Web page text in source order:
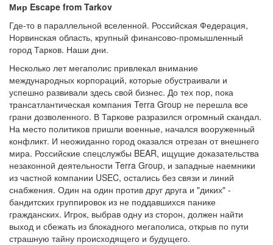
Мир Escape from Tarkov
Где-то в параллельной вселенной. Российская Федерация,
Норвинская область, крупный финансово-промышленный
город Тарков. Наши дни.
Несколько лет мегаполис привлекал внимание
международных корпораций, которые обустраивали и
успешно развивали здесь свой бизнес. До тех пор, пока
трансатлантическая компания Terra Group не перешла все
грани дозволенного. В Таркове разразился огромный скандал.
На место политиков пришли военные, начался вооруженный
конфликт. И неожиданно город оказался отрезан от внешнего
мира. Российские спецслужбы BEAR, ищущие доказательства
незаконной деятельности Terra Group, и западные наемники
из частной компании USEC, остались без связи и линий
снабжения. Один на один против друг друга и "диких" -
бандитских группировок из не поддавшихся панике
гражданских. Игрок, выбрав одну из сторон, должен найти
выход и сбежать из блокадного мегаполиса, открыв по пути
страшную тайну происходящего и будущего.